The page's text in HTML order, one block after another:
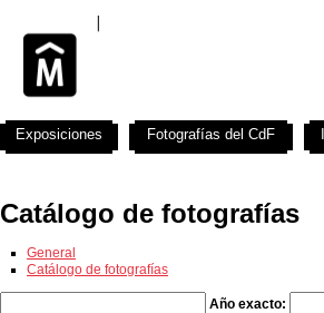
Catálogo de fotografías
General
Catálogo de fotografías
Año exacto:
Exposiciones Fotografías del CdF